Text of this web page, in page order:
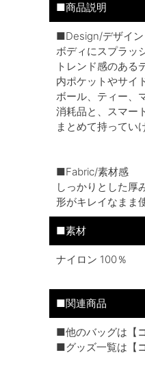
■商品説明
■Design/デザイン
ボディにスプラッ
トレンド感のある
内ポケットやサイ
ボール、ティー、
消耗品と、スマー
まとめて持ってい
■Fabric/素材感
しっかりとした厚
形がキレイなまま
■素材
ナイロン 100％
■関連商品
■他のバッグは【
■グッズ一覧は【